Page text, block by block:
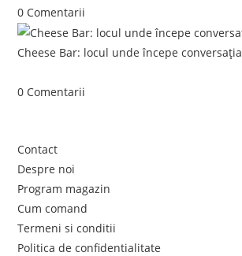
0 Comentarii
Cheese Bar: locul unde începe conversația
0 Comentarii
Contact
Despre noi
Program magazin
Cum comand
Termeni si conditii
Politica de confidentialitate